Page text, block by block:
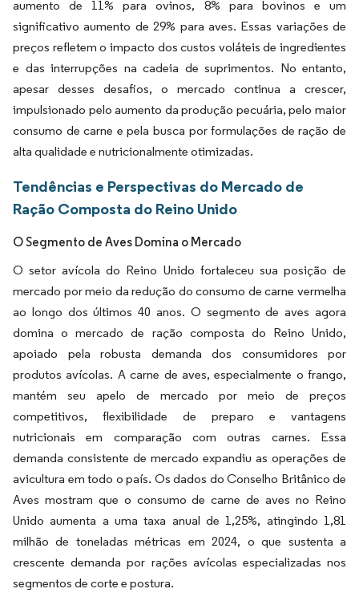
aumento de 11% para ovinos, 8% para bovinos e um
significativo aumento de 29% para aves. Essas variações de
preços refletem o impacto dos custos voláteis de ingredientes
e das interrupções na cadeia de suprimentos. No entanto,
apesar desses desafios, o mercado continua a crescer,
impulsionado pelo aumento da produção pecuária, pelo maior
consumo de carne e pela busca por formulações de ração de
alta qualidade e nutricionalmente otimizadas.
Tendências e Perspectivas do Mercado de
Ração Composta do Reino Unido
O Segmento de Aves Domina o Mercado
O setor avícola do Reino Unido fortaleceu sua posição de
mercado por meio da redução do consumo de carne vermelha
ao longo dos últimos 40 anos. O segmento de aves agora
domina o mercado de ração composta do Reino Unido,
apoiado pela robusta demanda dos consumidores por
produtos avícolas. A carne de aves, especialmente o frango,
mantém seu apelo de mercado por meio de preços
competitivos, flexibilidade de preparo e vantagens
nutricionais em comparação com outras carnes. Essa
demanda consistente de mercado expandiu as operações de
avicultura em todo o país. Os dados do Conselho Britânico de
Aves mostram que o consumo de carne de aves no Reino
Unido aumenta a uma taxa anual de 1,25%, atingindo 1,81
milhão de toneladas métricas em 2024, o que sustenta a
crescente demanda por rações avícolas especializadas nos
segmentos de corte e postura.